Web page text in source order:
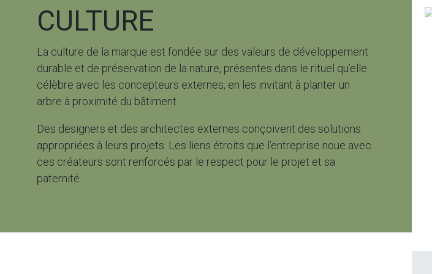
CULTURE
La culture de la marque est fondée sur des valeurs de développement
durable et de préservation de la nature, présentes dans le rituel qu’elle
célèbre avec les concepteurs externes, en les invitant à planter un
arbre à proximité du bâtiment.
Des designers et des architectes externes conçoivent des solutions
appropriées à leurs projets. Les liens étroits que l’entreprise noue avec
ces créateurs sont renforcés par le respect pour le projet et sa
paternité.